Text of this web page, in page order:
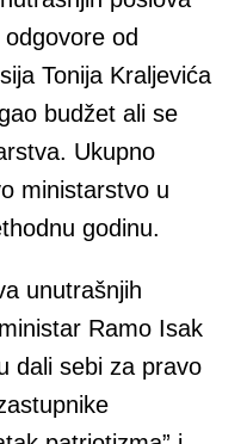
od
Tonija Kraljevića
budžet ali se
Ukupno
ministarstvo u
godinu.
unutrašnjih
Ramo Isak
dali sebi za pravo